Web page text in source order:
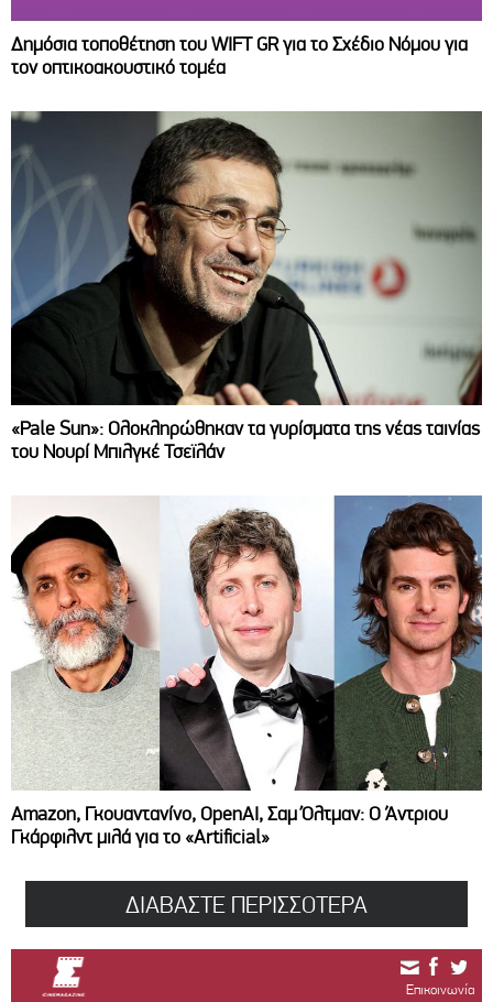
Δημόσια τοποθέτηση του WIFT GR για το Σχέδιο Νόμου για
τον οπτικοακουστικό τομέα
«Pale Sun»: Ολοκληρώθηκαν τα γυρίσματα της νέας ταινίας
του Νουρί Μπιλγκέ Τσεϊλάν
Amazon, Γκουαντανίνο, OpenAI, Σαμ Όλτμαν: Ο Άντριου
Γκάρφιλντ μιλά για το «Artificial»
ΔΙΑΒΑΣΤΕ ΠΕΡΙΣΣΟΤΕΡΑ
Επικοινωνία